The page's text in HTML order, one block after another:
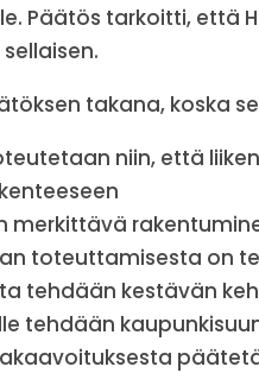
Päätös tarkoitti, että
takana, koska
niin, että
merkittävä
toteuttamisesta on
tehdään kestävän
tehdään